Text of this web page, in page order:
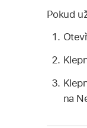
Pokud
na